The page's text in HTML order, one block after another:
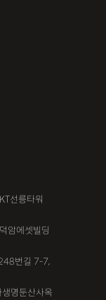
선릉타워
암에셋빌딩
번길 7-7,
명둔산사옥